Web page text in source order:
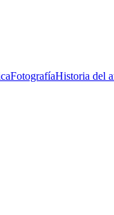
FotografíaHistoria del